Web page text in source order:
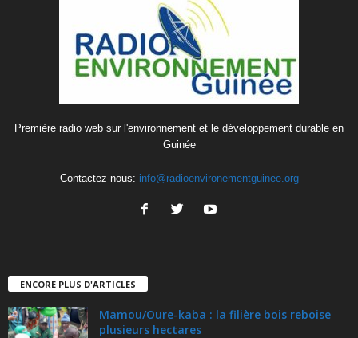
Première radio web sur l'environnement et le développement durable en
Guinée
Contactez-nous: info@radioenvironementguinee.org
ENCORE PLUS D'ARTICLES
Mamou/Oure-kaba : la filière bois reboise
plusieurs hectares